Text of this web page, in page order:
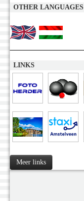
OTHER LANGUAGES
LINKS
Meer links